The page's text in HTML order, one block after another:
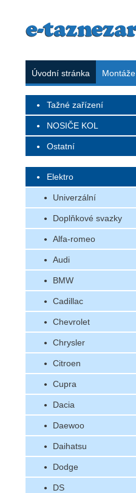
Úvodní stránka Montáže
Tažné zařízení
NOSIČE KOL
Ostatní
Elektro
Univerzální
Doplňkové svazky
Alfa-romeo
Audi
BMW
Cadillac
Chevrolet
Chrysler
Citroen
Cupra
Dacia
Daewoo
Daihatsu
Dodge
DS